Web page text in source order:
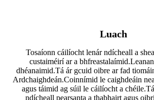
Luach
Tosaíonn cáilíocht lenár ndícheall a
custaiméirí ar a
dhéanaimid.Tá ár gcuid oibre ar fad
Ardchaighdeán.Coinnímid le caighdeáin
agus táimid ag súil le cáilíocht a
ndícheall pearsanta a thabhairt agus